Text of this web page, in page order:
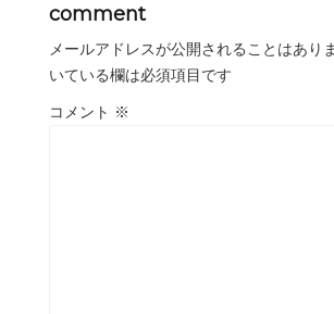
comment
メールアドレスが公開されることはあり
いている欄は必須項目です
コメント ※